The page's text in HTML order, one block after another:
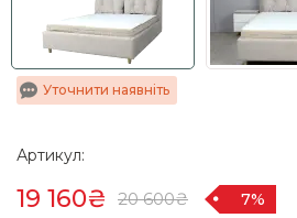
Уточнити наявніть
Артикул:
19 160₴ 20 600₴ 7%